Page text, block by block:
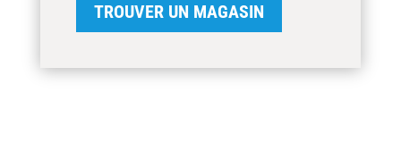
TROUVER UN MAGASIN